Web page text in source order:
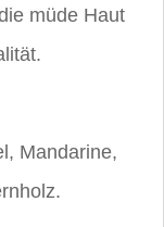
müde Haut
Mandarine,